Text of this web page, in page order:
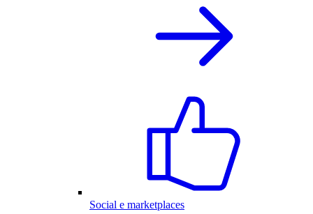
Social e marketplaces